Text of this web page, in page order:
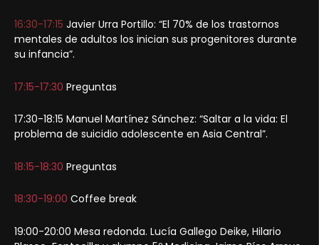
16:30-17:15 Javier Urra Portillo: “El 70% de los trastornos
mentales de adultos los inician sus progenitores durante
su infancia”.
17:15-17:30 Preguntas
17:30-18:15 Manuel Martínez Sánchez: “Saltar a la vida: El
problema de suicidio adolescente en Asia Central”.
18:15-18:30 Preguntas
18:30-19:00 Coffee break
19:00-20:00 Mesa redonda. Lucía Gallego Deike, Hilario